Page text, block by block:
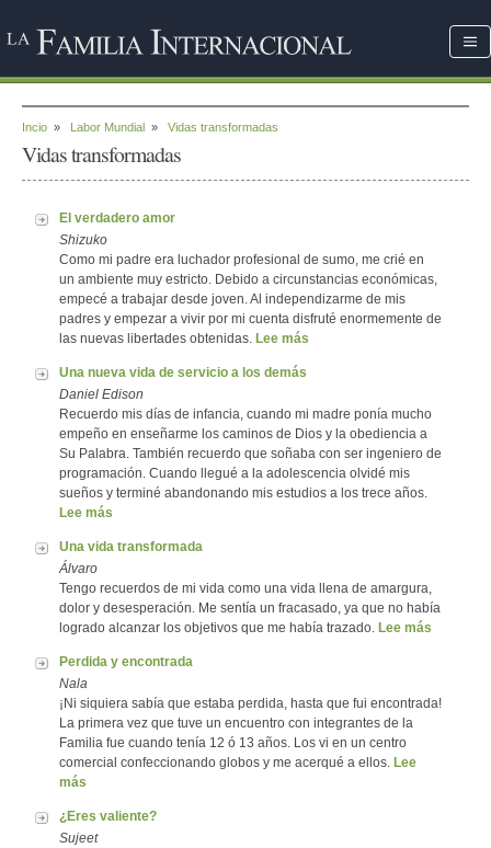
Incio » Labor Mundial » Vidas transformadas
Vidas transformadas
El verdadero amor
Shizuko
Como mi padre era luchador profesional de sumo, me crié en
un ambiente muy estricto. Debido a circunstancias económicas,
empecé a trabajar desde joven. Al independizarme de mis
padres y empezar a vivir por mi cuenta disfruté enormemente de
las nuevas libertades obtenidas. Lee más
Una nueva vida de servicio a los demás
Daniel Edison
Recuerdo mis días de infancia, cuando mi madre ponía mucho
empeño en enseñarme los caminos de Dios y la obediencia a
Su Palabra. También recuerdo que soñaba con ser ingeniero de
programación. Cuando llegué a la adolescencia olvidé mis
sueños y terminé abandonando mis estudios a los trece años.
Lee más
Una vida transformada
Álvaro
Tengo recuerdos de mi vida como una vida llena de amargura,
dolor y desesperación. Me sentía un fracasado, ya que no había
logrado alcanzar los objetivos que me había trazado. Lee más
Perdida y encontrada
Nala
¡Ni siquiera sabía que estaba perdida, hasta que fui encontrada!
La primera vez que tuve un encuentro con integrantes de la
Familia fue cuando tenía 12 ó 13 años. Los vi en un centro
comercial confeccionando globos y me acerqué a ellos. Lee
más
¿Eres valiente?
Sujeet